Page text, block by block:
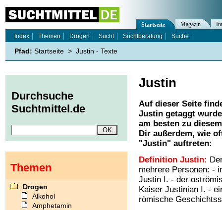
Justin
Auf dieser Seite
Justin getaggt
am besten zu
Dir außerdem, wie
"Justin" auftreten:
Definition Justin:
mehrere Personen: -
Justin I. - der
Kaiser Justinian I. -
römische
Startseite Magazin
Index
Themen Drogen Sucht Suchtberatung Suche
Pfad: Startseite > Justin - Texte
Durchsuche
Suchtmittel.de
Themen
Drogen
Alkohol
Amphetamin